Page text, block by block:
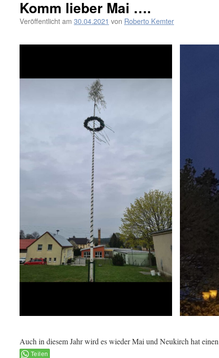
Komm lieber Mai ….
Veröffentlicht am 30.04.2021 von Roberto Kemter
Auch in diesem Jahr wird es wieder Mai und Neukirch hat
Teilen